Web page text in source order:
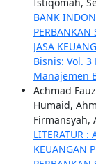
Istiqomah,
BANK
PERBANKAN
JASA
Bisnis: Vol.
Manajemen
Achmad
Humaid,
Firmansyah,
LITERATUR :
KEUANGAN